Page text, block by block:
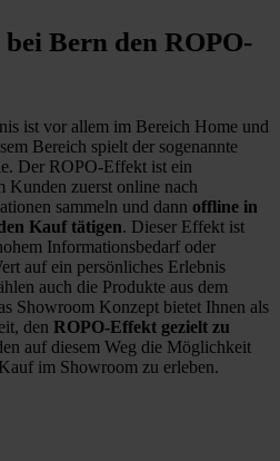
Bern den ROPO-
ist vor allem im Bereich Home und
Bereich spielt der sogenannte
Der ROPO-Effekt ist ein
Kunden zuerst online nach
sammeln und dann offline in
Kauf tätigen. Dieser Effekt ist
Informationsbedarf oder
auf ein persönliches Erlebnis
auch die Produkte aus dem
Showroom Konzept bietet Ihnen als
den ROPO-Effekt gezielt zu
auf diesem Weg die Möglichkeit
im Showroom zu erleben.